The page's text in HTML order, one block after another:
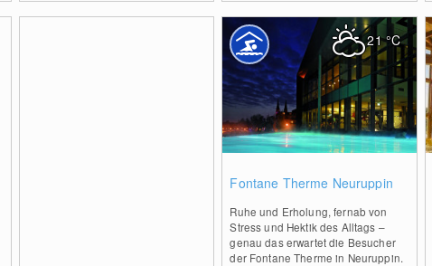
Fontane Therme Neuruppin
Ruhe und Erholung, fernab von
Stress und Hektik des Alltags –
genau das erwartet die Besucher
der Fontane Therme in Neuruppin.
21°C